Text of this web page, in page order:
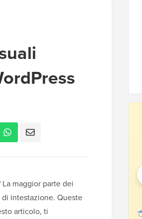
La maggior parte dei
intestazione. Queste
articolo, ti